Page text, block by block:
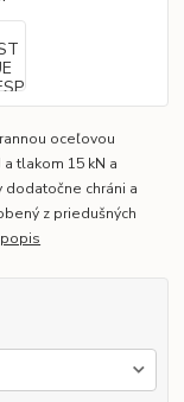
oceľovou
tlakom 15 kN a
chráni a
z priedušných